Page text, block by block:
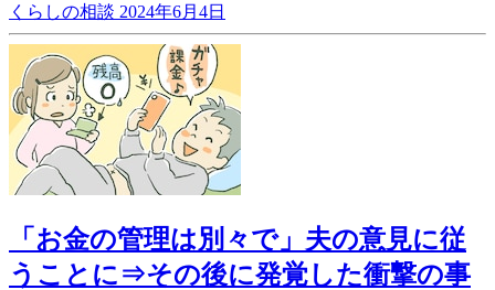
くらしの相談 2024年6月4日
「お金の管理は別々で」夫の意見に従
うことに⇒その後に発覚した衝撃の事